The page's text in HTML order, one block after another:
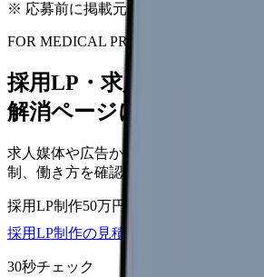
※ 応募前に掲載元の最新情報を確認し
FOR MEDICAL PROVIDERS
採用LP・求人ページを、
解消ページにできます
求人媒体や広告から来た看護師が、職
制、働き方を確認して応募できるLPを
採用LP制作50万円〜
採用LP制作の見積もりを依頼
サー
30秒チェック